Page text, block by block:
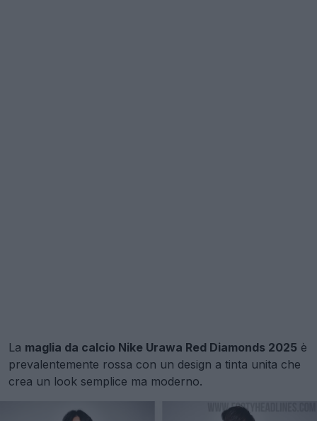
La maglia da calcio Nike Urawa Red Diamonds 2025 è
prevalentemente rossa con un design a tinta unita che
crea un look semplice ma moderno.